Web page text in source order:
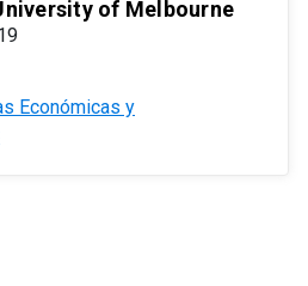
of Melbourne
Económicas y